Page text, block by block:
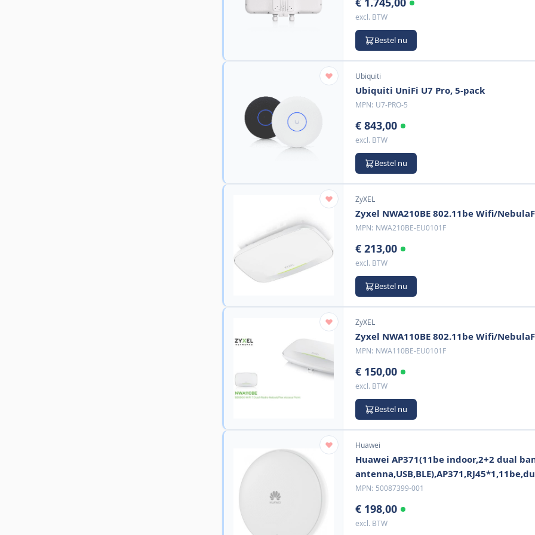
excl. BTW
Bestel nu
Ubiquiti
Ubiquiti UniFi U7 Pro, 5-pack
MPN: U7-PRO-5
€ 843,00
excl. BTW
Bestel nu
ZyXEL
Zyxel NWA210BE 802.11be Wifi/
MPN: NWA210BE-EU0101F
€ 213,00
excl. BTW
Bestel nu
ZyXEL
Zyxel NWA110BE 802.11be Wifi/
MPN: NWA110BE-EU0101F
€ 150,00
excl. BTW
Bestel nu
Huawei
Huawei AP371(11be indoor,2+2 dual
MPN: 50087399-001
€ 198,00
excl. BTW